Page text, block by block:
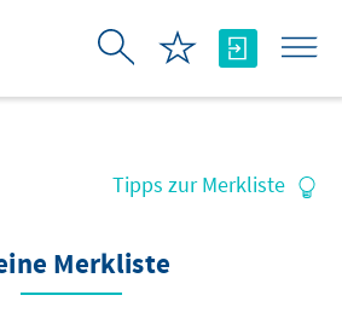
Tipps zur Merkliste
Merkliste